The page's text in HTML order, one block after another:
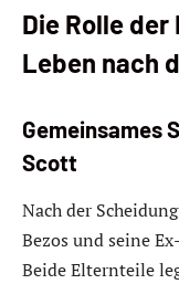
Die Rolle der
Leben nach
Gemeinsames
Scott
Nach der
Bezos und seine
Beide Elternteile